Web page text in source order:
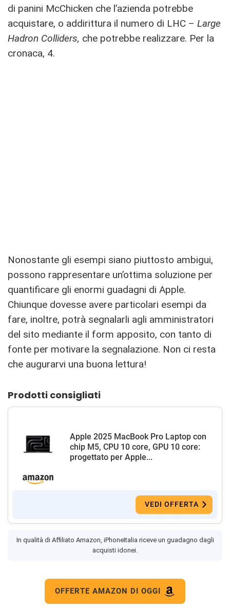
di panini McChicken che l’azienda potrebbe
acquistare, o addirittura il numero di LHC – Large
Hadron Colliders, che potrebbe realizzare. Per la
cronaca, 4.
Nonostante gli esempi siano piuttosto ambigui,
possono rappresentare un’ottima soluzione per
quantificare gli enormi guadagni di Apple.
Chiunque dovesse avere particolari esempi da
fare, inoltre, potrà segnalarli agli amministratori
del sito mediante il form apposito, con tanto di
fonte per motivare la segnalazione. Non ci resta
che augurarvi una buona lettura!
Prodotti consigliati
Apple 2025 MacBook Pro Laptop con
chip M5, CPU 10 core, GPU 10 core:
progettato per Apple...
VEDI OFFERTA
In qualità di Affiliato Amazon, iPhoneItalia riceve un guadagno dagli
acquisti idonei.
OFFERTE AMAZON DI OGGI